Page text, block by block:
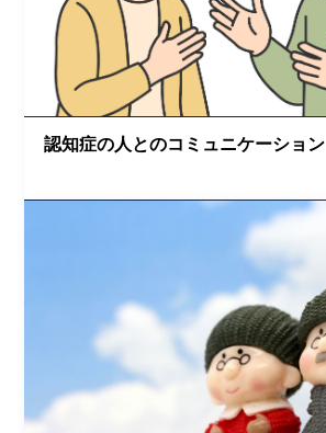
認知症の人とのコミュニケーション